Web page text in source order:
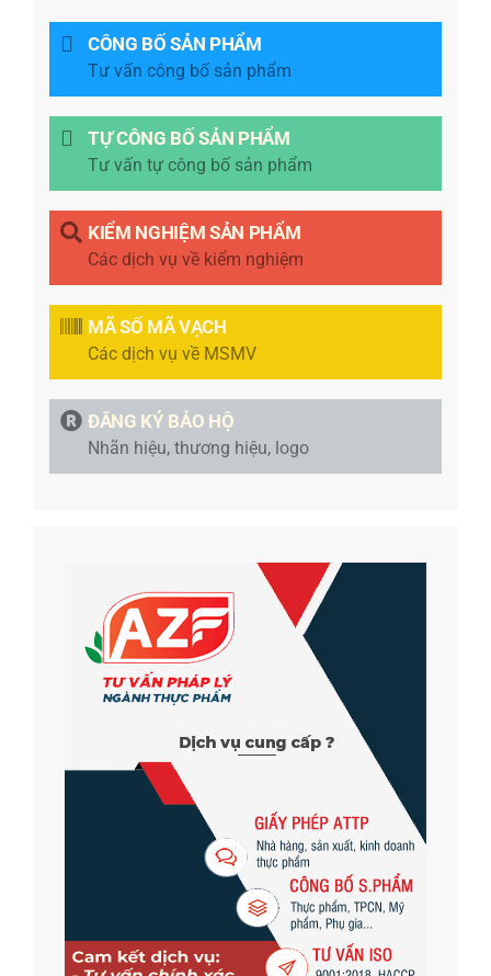
CÔNG BỐ SẢN PHẨM
Tư vấn công bố sản phẩm
TỰ CÔNG BỐ SẢN PHẨM
Tư vấn tự công bố sản phẩm
KIỂM NGHIỆM SẢN PHẨM
Các dịch vụ về kiểm nghiệm
MÃ SỐ MÃ VẠCH
Các dịch vụ về MSMV
ĐĂNG KÝ BẢO HỘ
Nhãn hiệu, thương hiệu, logo